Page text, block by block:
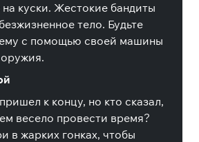
на куски. Жестокие бандиты
тело. Будьте
с помощью своей машины
к концу, но кто сказал,
весело провести время?
в жарких гонках, чтобы